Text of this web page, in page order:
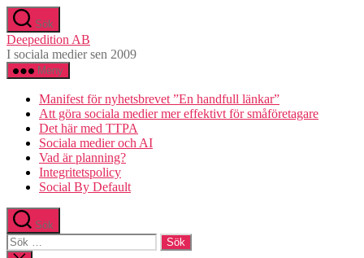
Hoppa
till
innehåll
Sök
Deepedition AB
I sociala medier sen 2009
Meny
Manifest för nyhetsbrevet ”En handfull länkar”
Att göra sociala medier mer effektivt för småföretagare
Det här med TTPA
Sociala medier och AI
Vad är planning?
Integritetspolicy
Social By Default
Sök
Sök
efter: